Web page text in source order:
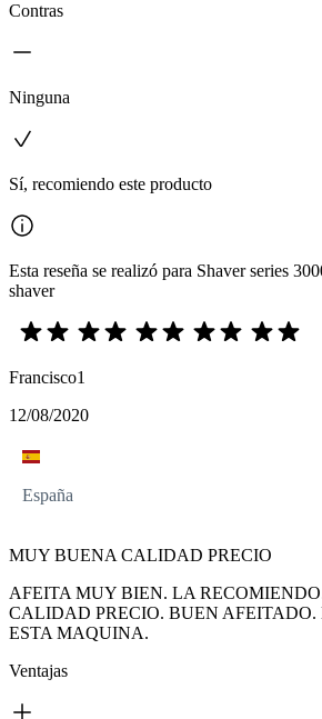
Contras
Ninguna
Sí, recomiendo este producto
Esta reseña se realizó para Shaver series
shaver
Francisco1
12/08/2020
España
MUY BUENA CALIDAD PRECIO
AFEITA MUY BIEN. LA
CALIDAD PRECIO. BUEN AFEITADO.
ESTA MAQUINA.
Ventajas